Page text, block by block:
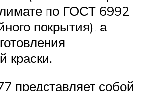
по ГОСТ 6992
покрытия), а
краски.
представляет собой